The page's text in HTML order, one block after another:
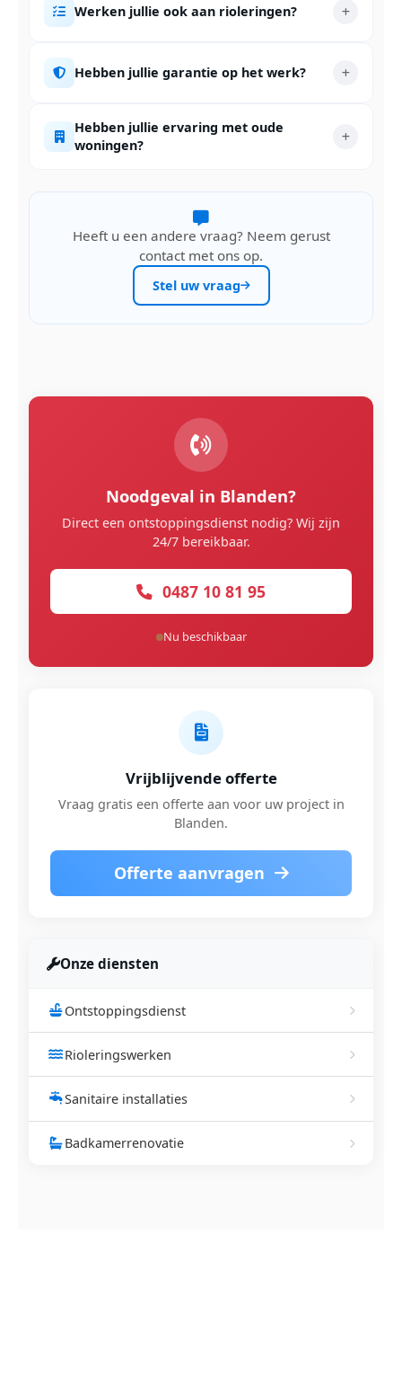
Werken jullie ook aan rioleringen?
Hebben jullie garantie op het werk?
Hebben jullie ervaring met oude
woningen?
Heeft u een andere vraag? Neem gerust
contact met ons op.
Stel uw vraag
Noodgeval in Blanden?
Direct een ontstoppingsdienst nodig? Wij zijn
24/7 bereikbaar.
0487 10 81 95
Nu beschikbaar
Vrijblijvende offerte
Vraag gratis een offerte aan voor uw project in
Blanden.
Offerte aanvragen
Onze diensten
Ontstoppingsdienst
Rioleringswerken
Sanitaire installaties
Badkamerrenovatie